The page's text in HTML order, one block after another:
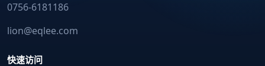
0756-6181186
lion@eqlee.com
快速访问